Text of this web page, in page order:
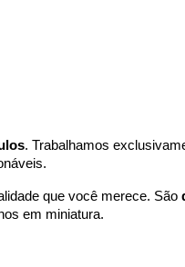
. Trabalhamos
que você merece. São
em miniatura.